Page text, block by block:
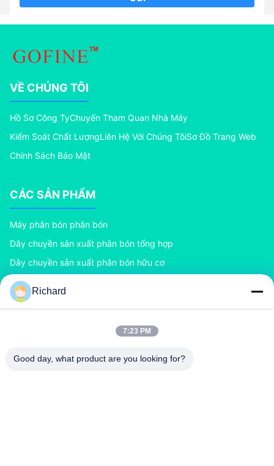
VỀ CHÚNG TÔI
Hồ Sơ Công TyChuyến Tham Quan Nhà Máy
Kiểm Soát Chất LượngLiên Hệ Với Chúng TôiSơ Đồ Trang Web
Chính Sách Bảo Mật
CÁC SẢN PHẨM
Máy phân bón phân bón
Dây chuyền sản xuất phân bón tổng hợp
Dây chuyền sản xuất phân bón hữu cơ
Dây chuyền sản xuất phân bón BB
Máy tạo hạt phân bón con lăn đôi
LIÊN HỆ VỚI CHÚNG TÔI
Richard
7:23 PM
Good day, what product are you looking for?